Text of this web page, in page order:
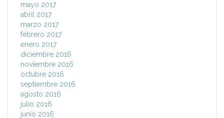
mayo 2017
abril 2017
marzo 2017
febrero 2017
enero 2017
diciembre 2016
noviembre 2016
octubre 2016
septiembre 2016
agosto 2016
julio 2016
junio 2016